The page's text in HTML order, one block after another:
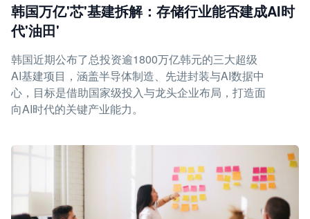
韩国万亿'芯'基建拆解：存储行业能否建成AI时
代'油田'
韩国近期公布了总投资逾1800万亿韩元的三大超级
AI基建项目，涵盖半导体制造、先进封装与AI数据中
心，目标是借助国家级投入与龙头企业布局，打造面
向AI时代的关键产业能力。